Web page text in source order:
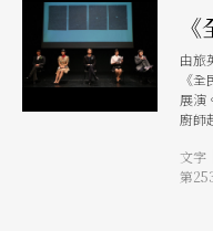
由旅
《
展演
廚師
彼此
同文
文字
第